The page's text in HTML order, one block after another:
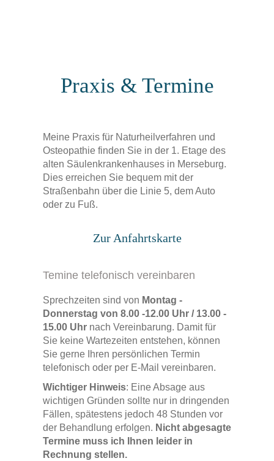
Praxis & Termine
Meine Praxis für Naturheilverfahren und
Osteopathie finden Sie in der 1. Etage des
alten Säulenkrankenhauses in Merseburg.
Dies erreichen Sie bequem mit der
Straßenbahn über die Linie 5, dem Auto
oder zu Fuß.
Zur Anfahrtskarte
Temine telefonisch vereinbaren
Sprechzeiten sind von Montag -
Donnerstag von 8.00 -12.00 Uhr / 13.00 -
15.00 Uhr nach Vereinbarung. Damit für
Sie keine Wartezeiten entstehen, können
Sie gerne Ihren persönlichen Termin
telefonisch oder per E-Mail vereinbaren.
Wichtiger Hinweis: Eine Absage aus
wichtigen Gründen sollte nur in dringenden
Fällen, spätestens jedoch 48 Stunden vor
der Behandlung erfolgen. Nicht abgesagte
Termine muss ich Ihnen leider in
Rechnung stellen.